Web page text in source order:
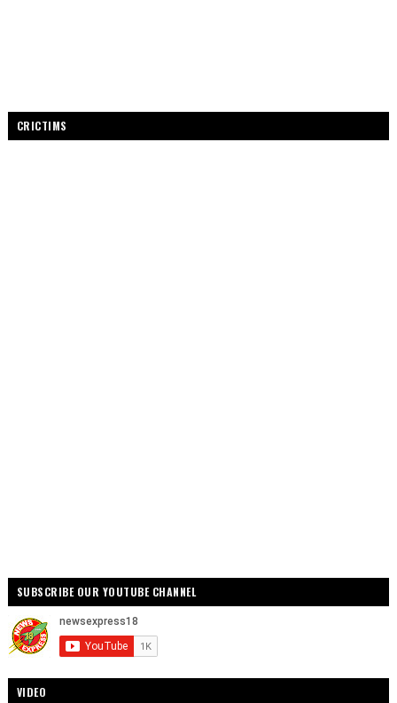
CRICTIMS
SUBSCRIBE OUR YOUTUBE CHANNEL
VIDEO